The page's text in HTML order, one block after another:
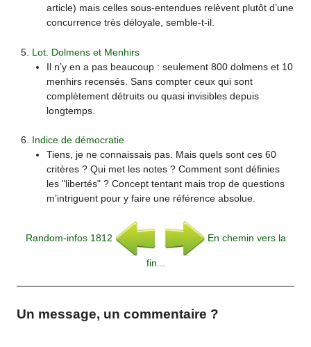
article) mais celles sous-entendues relèvent plutôt d’une
concurrence très déloyale, semble-t-il.
Lot. Dolmens et Menhirs
Il n’y en a pas beaucoup : seulement 800 dolmens et 10
menhirs recensés. Sans compter ceux qui sont
complètement détruits ou quasi invisibles depuis
longtemps.
Indice de démocratie
Tiens, je ne connaissais pas. Mais quels sont ces 60
critères ? Qui met les notes ? Comment sont définies
les "libertés" ? Concept tentant mais trop de questions
m’intriguent pour y faire une référence absolue.
Random-infos 1812 En chemin vers la
fin...
Un message, un commentaire ?